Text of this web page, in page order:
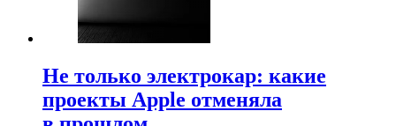
Не только электрокар: какие
проекты Apple отменяла